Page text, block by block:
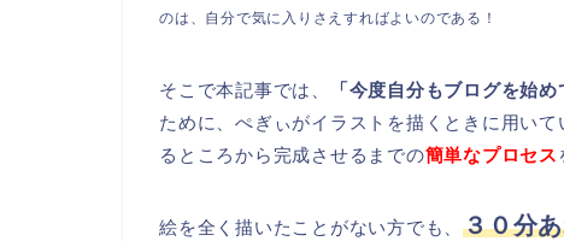
のは、自分で気に入りさえすればよいのである！
そこで本記事では、 「今度自分もブログを始
ために、ぺぎぃがイラストを描くときに用いて
るところから完成させるまでの簡単なプロセス
絵を全く描いたことがない方でも、３０分